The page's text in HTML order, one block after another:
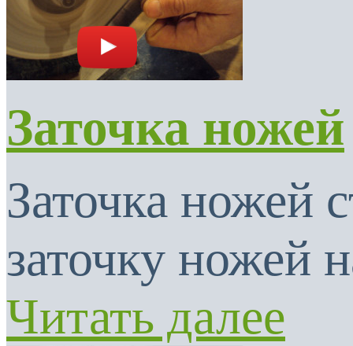
Заточка ножей
Заточка ножей
заточку ножей
Читать далее